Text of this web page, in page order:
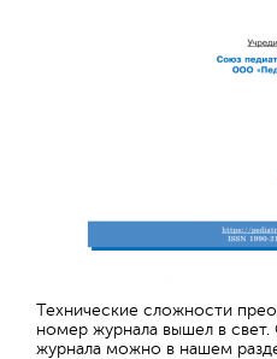
Технические сложности
номер журнала вышел в
журнала можно в нашем